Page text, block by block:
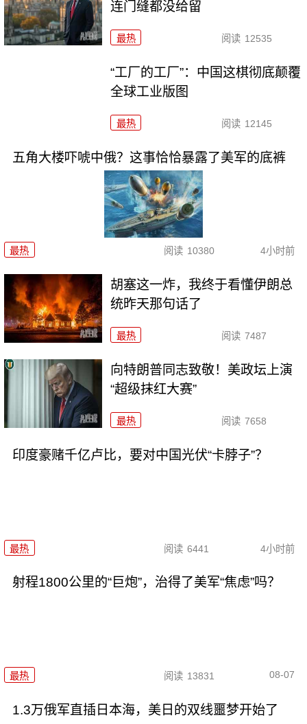
连门缝都没给留
最热 阅读 12535
“工厂的工厂”：中国这棋彻底颠覆
全球工业版图
最热 阅读 12145
五角大楼吓唬中俄？这事恰恰暴露了美军的底裤
最热 阅读 10380 4小时前
胡塞这一炸，我终于看懂伊朗总
统昨天那句话了
最热 阅读 7487
向特朗普同志致敬！美政坛上演
“超级抹红大赛”
最热 阅读 7658
印度豪赌千亿卢比，要对中国光伏“卡脖子”？
最热 阅读 6441 4小时前
射程1800公里的“巨炮”，治得了美军“焦虑”吗？
最热 阅读 13831 08-07
1.3万俄军直插日本海，美日的双线噩梦开始了